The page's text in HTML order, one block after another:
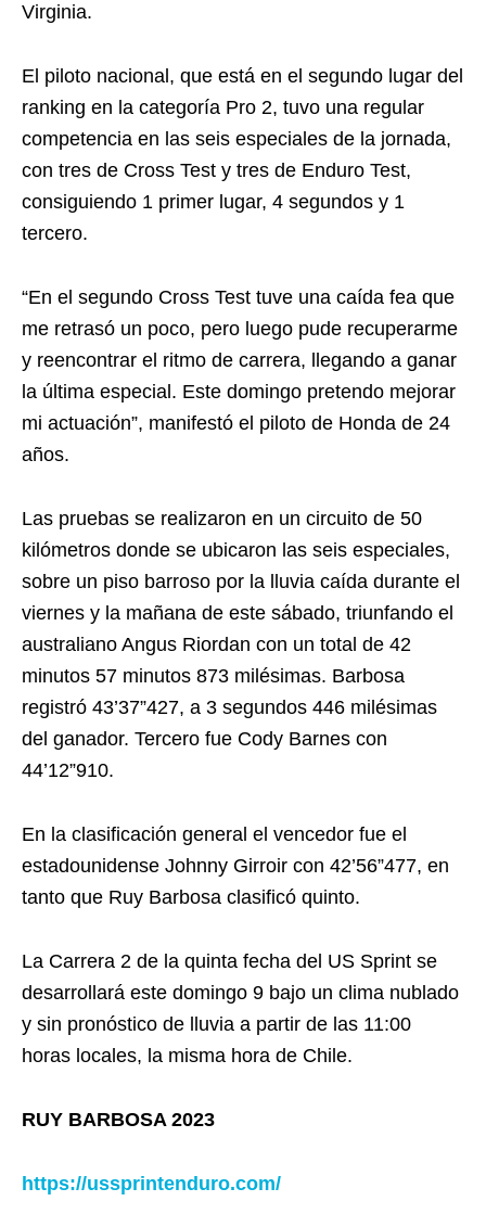
Virginia.
El piloto nacional, que está en el segundo lugar del
ranking en la categoría Pro 2, tuvo una regular
competencia en las seis especiales de la jornada,
con tres de Cross Test y tres de Enduro Test,
consiguiendo 1 primer lugar, 4 segundos y 1
tercero.
“En el segundo Cross Test tuve una caída fea que
me retrasó un poco, pero luego pude recuperarme
y reencontrar el ritmo de carrera, llegando a ganar
la última especial. Este domingo pretendo mejorar
mi actuación”, manifestó el piloto de Honda de 24
años.
Las pruebas se realizaron en un circuito de 50
kilómetros donde se ubicaron las seis especiales,
sobre un piso barroso por la lluvia caída durante el
viernes y la mañana de este sábado, triunfando el
australiano Angus Riordan con un total de 42
minutos 57 minutos 873 milésimas. Barbosa
registró 43’37”427, a 3 segundos 446 milésimas
del ganador. Tercero fue Cody Barnes con
44’12”910.
En la clasificación general el vencedor fue el
estadounidense Johnny Girroir con 42’56”477, en
tanto que Ruy Barbosa clasificó quinto.
La Carrera 2 de la quinta fecha del US Sprint se
desarrollará este domingo 9 bajo un clima nublado
y sin pronóstico de lluvia a partir de las 11:00
horas locales, la misma hora de Chile.
RUY BARBOSA 2023
https://ussprintenduro.com/